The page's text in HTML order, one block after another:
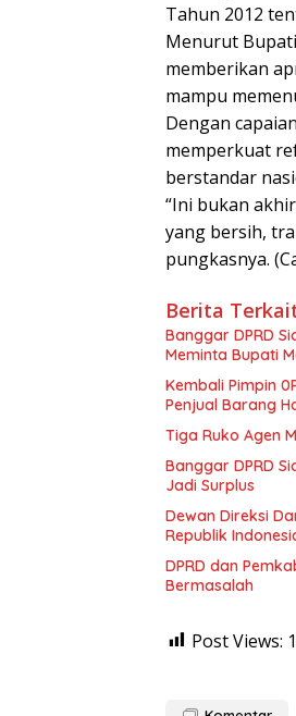
Tahun 2012
Menurut
memberikan
mampu
Dengan
memperkuat
berstandar
“Ini bukan
yang bersih,
pungkasnya.
Berita
Banggar DPRD
Meminta Bupati
Kembali Pimpin
Penjual Barang
Tiga Ruko Agen
Banggar DPRD
Jadi Surplus
Dewan Direksi
Republik
DPRD dan
Bermasalah
Post Views: